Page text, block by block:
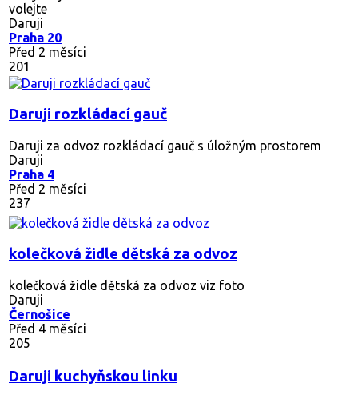
volejte
Daruji
Praha 20
Před 2 měsíci
201
Daruji rozkládací gauč
Daruji za odvoz rozkládací gauč s úložným prostorem
Daruji
Praha 4
Před 2 měsíci
237
kolečková židle dětská za odvoz
kolečková židle dětská za odvoz viz foto
Daruji
Černošice
Před 4 měsíci
205
Daruji kuchyňskou linku